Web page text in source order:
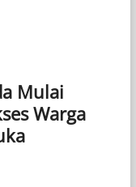
Mulai
Warga